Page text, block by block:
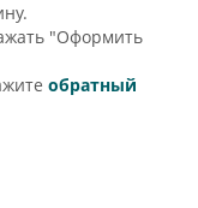
"Оформить
обратный